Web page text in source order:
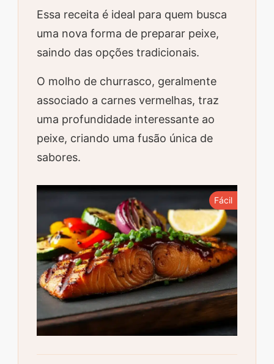
Essa receita é ideal para quem busca
uma nova forma de preparar peixe,
saindo das opções tradicionais.
O molho de churrasco, geralmente
associado a carnes vermelhas, traz
uma profundidade interessante ao
peixe, criando uma fusão única de
sabores.
Fácil